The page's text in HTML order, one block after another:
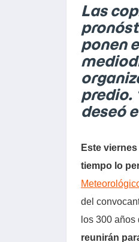
Las
ponen
predio.
deseó
Este
tiempo lo
del
los 300 años
reunirán